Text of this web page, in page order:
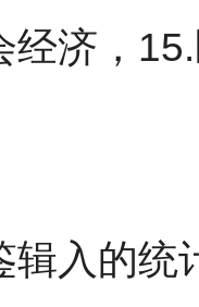
经济，
辑入的统